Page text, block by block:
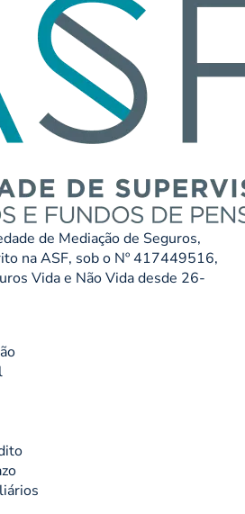
de Mediação de Seguros,
na ASF, sob o Nº 417449516,
Vida e Não Vida desde 26-